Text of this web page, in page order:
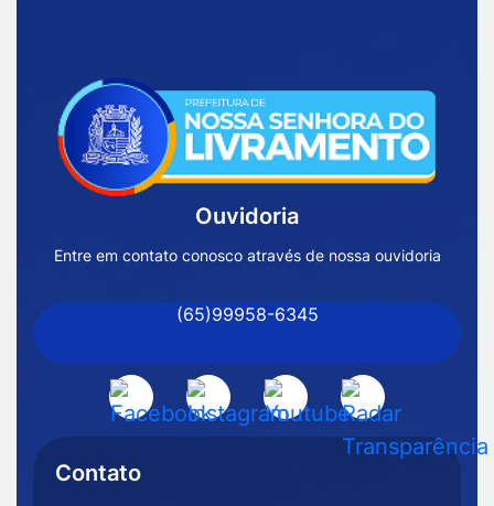
Acessar
Página
Inicial
de
Senhora
do
Livramento
MT
Acessar
a
Social
Acessar
a
Acessar
a
Acessar
a
Rede
Ouvidoria
Entre em contato conosco através de nossa ouvidoria
(65)99958-6345
Contato